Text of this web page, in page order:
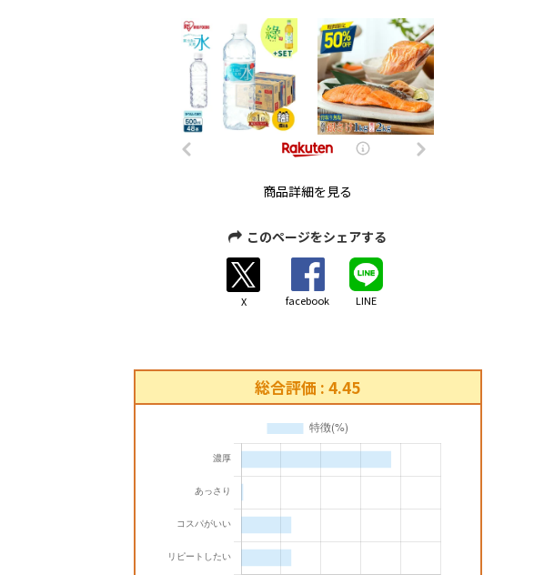
商品詳細を見る
このページをシェアする
X facebook LINE
総合評価 : 4.45